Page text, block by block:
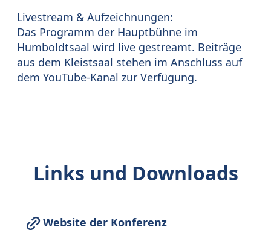
Livestream & Aufzeichnungen:
Das Programm der Hauptbühne im
Humboldtsaal wird live gestreamt. Beiträge
aus dem Kleistsaal stehen im Anschluss auf
dem YouTube-Kanal zur Verfügung.
Links und Downloads
Website der Konferenz